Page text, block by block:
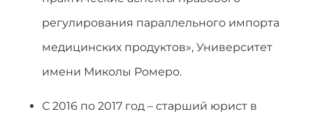
регулирования параллельного импорта
медицинских продуктов», Университет
имени Миколы Ромеро.
С 2016 по 2017 год – старший юрист в